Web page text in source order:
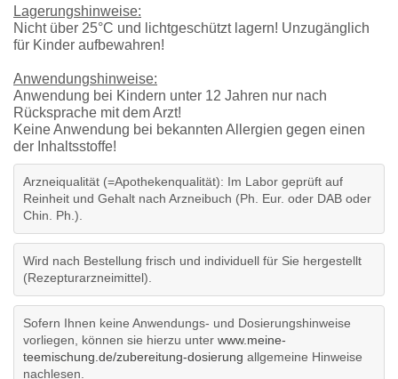
Lagerungshinweise:
Nicht über 25°C und lichtgeschützt lagern! Unzugänglich
für Kinder aufbewahren!
Anwendungshinweise:
Anwendung bei Kindern unter 12 Jahren nur nach
Rücksprache mit dem Arzt!
Keine Anwendung bei bekannten Allergien gegen einen
der Inhaltsstoffe!
Arzneiqualität (=Apothekenqualität): Im Labor geprüft auf
Reinheit und Gehalt nach Arzneibuch (Ph. Eur. oder DAB oder
Chin. Ph.).
Wird nach Bestellung frisch und individuell für Sie hergestellt
(Rezepturarzneimittel).
Sofern Ihnen keine Anwendungs- und Dosierungshinweise
vorliegen, können sie hierzu unter www.meine-
teemischung.de/zubereitung-dosierung allgemeine Hinweise
nachlesen.